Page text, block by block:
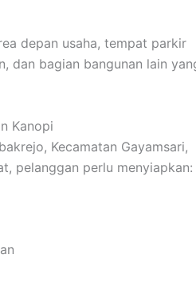
depan usaha, tempat parkir
dan bagian bangunan lain
Kanopi
Kecamatan Gayamsari,
pelanggan perlu menyiapkan: